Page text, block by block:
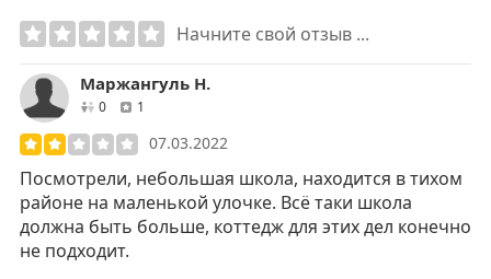
Начните свой отзыв ...
Маржангуль Н.
0друзей1
07.03.2022
Посмотрели, небольшая школа, находится в тихом
районе на маленькой улочке. Всё таки школа
должна быть больше, коттедж для этих дел конечно
не подходит.